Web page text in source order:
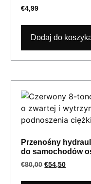
€4,99
Dodaj do
Przenośny
do samochodów
€80,00 €54,50